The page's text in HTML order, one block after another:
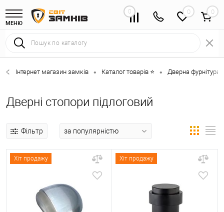
МЕНЮ
0 0
Інтернет магазин замків • Каталог товарів ⭐ • Дверна фурнітура
Дверні стопори підлоговий
Фільтр
Хіт продажу Хіт продажу